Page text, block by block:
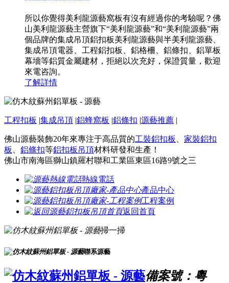
所以你覺得美利龍源藝窩板有沒有經過你的考驗呢？佛
山美利龍源藝主營旗下“美利龍源藝”和“美利龍源藝”兩
個品牌的集成吊頂鋁扣板美利龍源藝與半美利龍源藝、
集成吊頂電器、工程鋁扣板、鋁格柵、鋁條扣、鋁單板
幕墻等鋁質金屬建材，拒絕以次充好，保證質量，歡迎
來電咨詢。
了解詳情
工程扣板 |集成吊頂 |鋁蜂窩板 |鋁條扣 |源藝推薦 |
佛山源藝裝飾20年來專注于高品質的工裝鋁扣板
家裝鋁扣
板
鋁條扣等鋁扣板吊頂材料研發和生產！
佛山市南海區獅山鎮羅村聯和工業區東區16路9號之三
熱線電話
產品中心
工程案例
返回首頁
掃一掃
聯系源藝
備案號：粵